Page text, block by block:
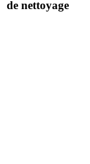
de nettoyage